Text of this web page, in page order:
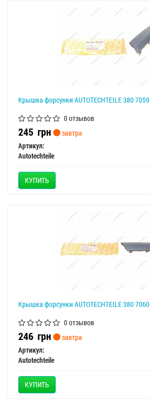
Крышка форсунки AUTOTECHTEILE 380 7059
0 отзывов
245 грн
завтра
Артикул:
Autotechteile
КУПИТЬ
Крышка форсунки AUTOTECHTEILE 380 7060
0 отзывов
246 грн
завтра
Артикул:
Autotechteile
КУПИТЬ